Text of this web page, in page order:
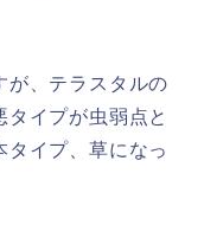
が、テラスタルの
イプが虫弱点と
タイプ、草になっ